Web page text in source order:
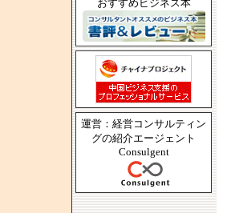
おすすめビジネス本
運営：経営コンサルティン
グの紹介エージェント
Consulgent